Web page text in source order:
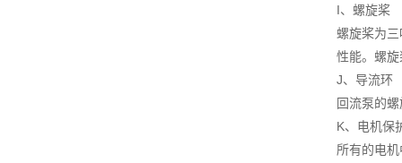
I、螺旋桨
螺旋桨为
性能。螺
J、导流环
回流泵的
K、电机保
所有的电